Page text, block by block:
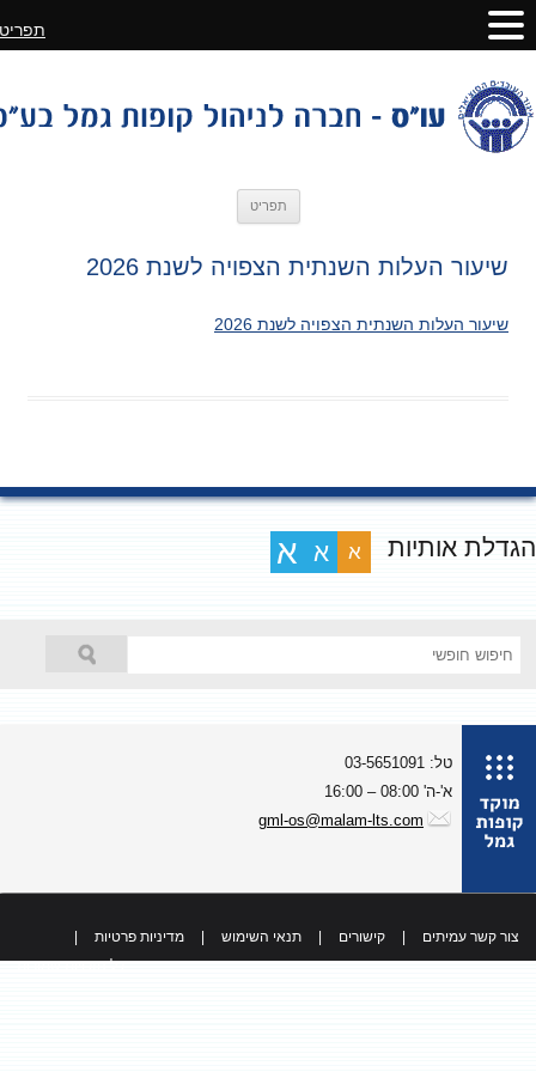
תפריט
שיעור העלות השנתית הצפויה לשנת 2026
שיעור העלות השנתית הצפויה לשנת 2026
אותיות א א א
טל: 03-5651091
א'-ה' 08:00 – 16:00
gml-os@malam-lts.com
צור קשר עמיתים קישורים תנאי השימוש מדיניות פרטיות
כל הזכויות שמורות
תפריט